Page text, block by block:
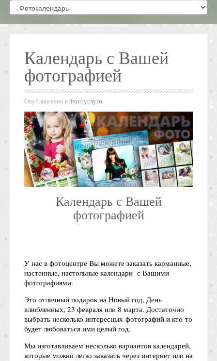
Календарь с Вашей
фотографией
Опубликовано вФотоуслуги
Календарь с Вашей
фотографией
У нас в фотоцентре Вы можете заказать карманные,
настенные, настольные календари с Вашими
фотографиями.
Это отличный подарок на Новый год, День
влюбленных, 23 февраля или 8 марта. Достаточно
выбрать несколько интересных фотографий и кто-то
будет любоваться ими целый год.
Мы изготавливаем несколько вариантов календарей,
которые можно легко заказать через интернет или на